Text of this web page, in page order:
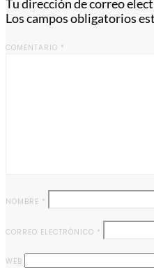
Tu dirección de correo
Los campos obligatorios
COMENTARIO *
NOMBRE *
CORREO ELECTRÓNICO *
WEB